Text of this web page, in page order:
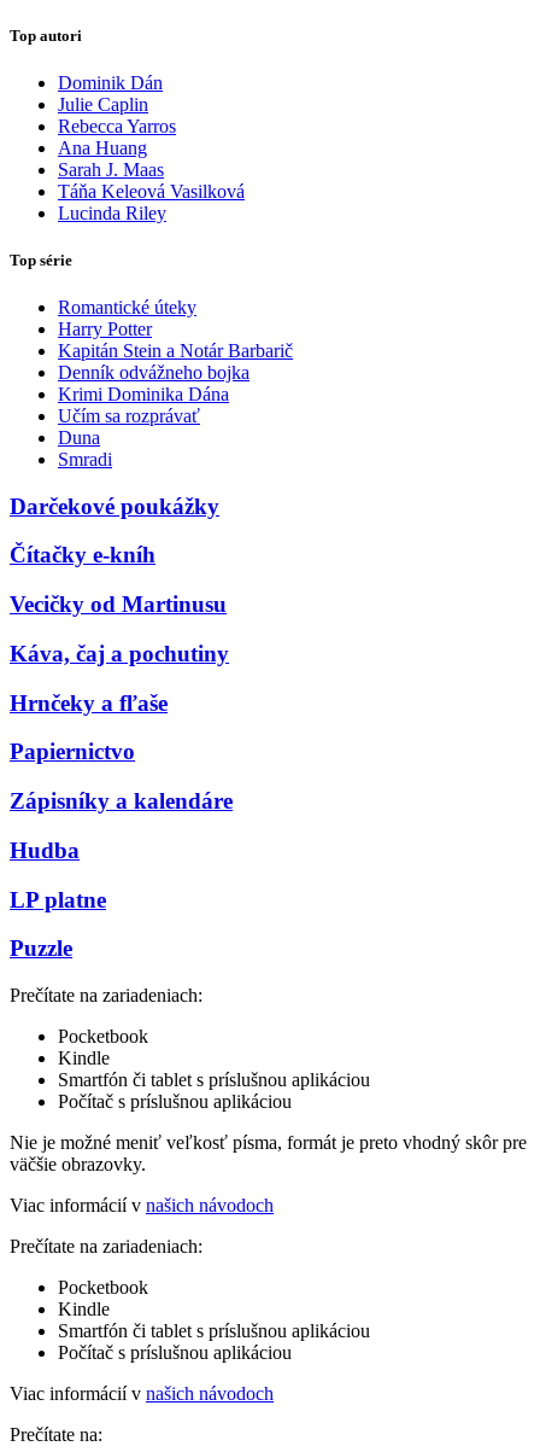
Top autori
Dominik Dán
Julie Caplin
Rebecca Yarros
Ana Huang
Sarah J. Maas
Táňa Keleová Vasilková
Lucinda Riley
Top série
Romantické úteky
Harry Potter
Kapitán Stein a Notár Barbarič
Denník odvážneho bojka
Krimi Dominika Dána
Učím sa rozprávať
Duna
Smradi
Darčekové poukážky
Čítačky e-kníh
Vecičky od Martinusu
Káva, čaj a pochutiny
Hrnčeky a fľaše
Papiernictvo
Zápisníky a kalendáre
Hudba
LP platne
Puzzle
Prečítate na zariadeniach:
Pocketbook
Kindle
Smartfón či tablet s príslušnou aplikáciou
Počítač s príslušnou aplikáciou
Nie je možné meniť veľkosť písma, formát je preto vhodný skôr pre
väčšie obrazovky.
Viac informácií v našich návodoch
Prečítate na zariadeniach:
Pocketbook
Kindle
Smartfón či tablet s príslušnou aplikáciou
Počítač s príslušnou aplikáciou
Viac informácií v našich návodoch
Prečítate na: